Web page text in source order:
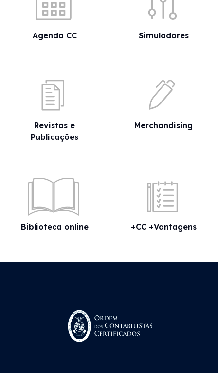
Agenda CC Simuladores
Revistas e
Publicações
Merchandising
Biblioteca online +CC +Vantagens